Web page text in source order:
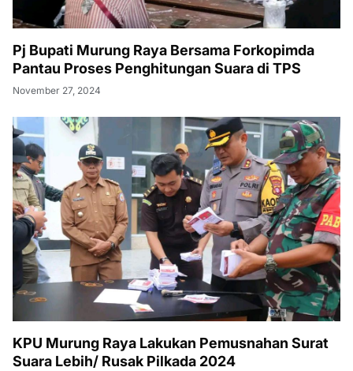
Pj Bupati Murung Raya Bersama Forkopimda
Pantau Proses Penghitungan Suara di TPS
November 27, 2024
KPU Murung Raya Lakukan Pemusnahan Surat
Suara Lebih/ Rusak Pilkada 2024